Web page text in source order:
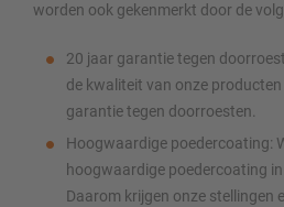
worden ook gekenmerkt door de
20 jaar garantie tegen
de kwaliteit van onze
garantie tegen doorroesten.
Hoogwaardige poedercoating:
hoogwaardige poedercoating
Daarom krijgen onze stellingen